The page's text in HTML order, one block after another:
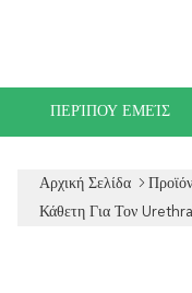
ΠΕΡΊΠΟΥ ΕΜΕΊΣ
Αρχική Σελίδα
Κάθετη Για Τον